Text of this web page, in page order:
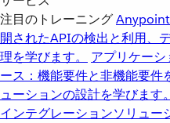
注目のトレーニング
開されたAPIの検出と利用、
理を学びます。
アプリケー
ース：機能要件と非機能要件
ューションの設計を学びます。
インテグレーションソリュー